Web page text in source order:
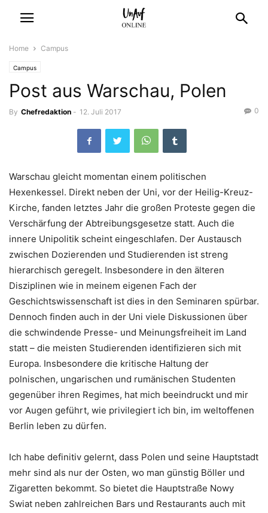
Home Campus
Campus
Post aus Warschau, Polen
By Chefredaktion - 12. Juli 2017 0
Warschau gleicht momentan einem politischen
Hexenkessel. Direkt neben der Uni, vor der Heilig-Kreuz-
Kirche, fanden letztes Jahr die großen Proteste gegen die
Verschärfung der Abtreibungsgesetze statt. Auch die
innere Unipolitik scheint eingeschlafen. Der Austausch
zwischen Dozierenden und Studierenden ist streng
hierarchisch geregelt. Insbesondere in den älteren
Disziplinen wie in meinem eigenen Fach der
Geschichtswissenschaft ist dies in den Seminaren spürbar.
Dennoch finden auch in der Uni viele Diskussionen über
die schwindende Presse- und Meinungsfreiheit im Land
statt – die meisten Studierenden identifizieren sich mit
Europa. Insbesondere die kritische Haltung der
polnischen, ungarischen und rumänischen Studenten
gegenüber ihren Regimes, hat mich beeindruckt und mir
vor Augen geführt, wie privilegiert ich bin, im weltoffenen
Berlin leben zu dürfen.
Ich habe definitiv gelernt, dass Polen und seine Hauptstadt
mehr sind als nur der Osten, wo man günstig Böller und
Zigaretten bekommt. So bietet die Hauptstraße Nowy
Swiat neben zahlreichen Bars und Restaurants auch mit